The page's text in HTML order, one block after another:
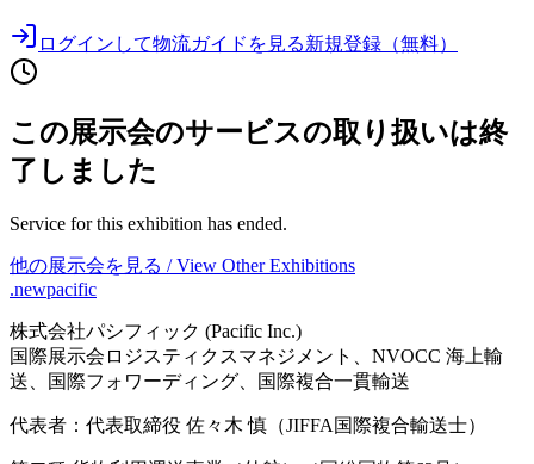
ログインして物流ガイドを見る新規登録（無料）
この展示会のサービスの取り扱いは終
了しました
Service for this exhibition has ended.
他の展示会を見る / View Other Exhibitions
.newpacific
株式会社パシフィック (Pacific Inc.)
国際展示会ロジスティクスマネジメント、NVOCC 海上輸
送、国際フォワーディング、国際複合一貫輸送
代表者：代表取締役 佐々木 慎（JIFFA国際複合輸送士）